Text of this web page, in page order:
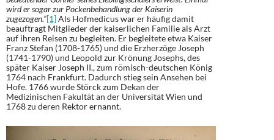
wird er sogar zur Pockenbehandlung der Kaiserin
zugezogen.“[1]Als Hofmedicus war er häufig damit
beauftragt Mitglieder der kaiserlichen Familie als Arzt
auf ihren Reisen zu begleiten. Er begleitete etwa Kaiser
Franz Stefan (1708-1765) und die Erzherzöge Joseph
(1741-1790) und Leopold zur Krönung Josephs, des
später Kaiser Joseph II., zum römisch-deutschen König
1764 nach Frankfurt. Dadurch stieg sein Ansehen bei
Hofe. 1766 wurde Störck zum Dekan der
Medizinischen Fakultät an der Universität Wien und
1768 zu deren Rektor ernannt.